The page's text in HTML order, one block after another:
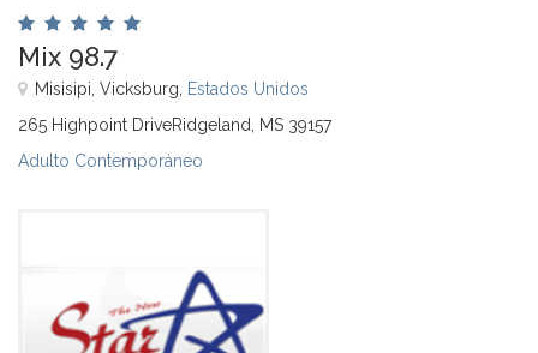
Mix 98.7
Misisipi, Vicksburg, Estados Unidos
265 Highpoint DriveRidgeland, MS 39157
Adulto Contemporáneo